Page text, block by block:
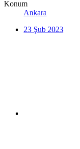
Konum
Ankara
23 Şub 2023